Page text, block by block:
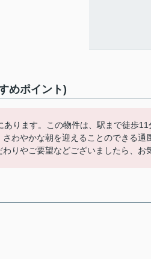
めポイント)
ります。この物件は、駅まで徒歩
わやかな朝を迎えることのできる
りやご要望などございましたら、お